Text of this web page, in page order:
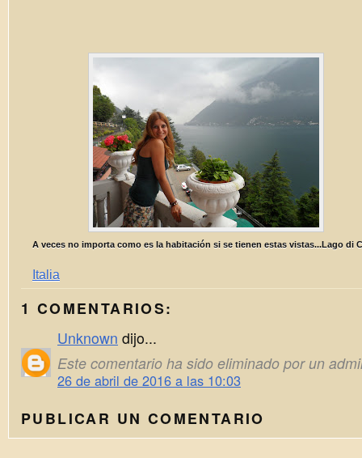
A veces no importa como es la habitación si se tienen estas vistas...Lago di
Italia
1 COMENTARIOS:
Unknown dijo...
Este comentario ha sido eliminado por un
26 de abril de 2016 a las 10:03
PUBLICAR UN COMENTARIO